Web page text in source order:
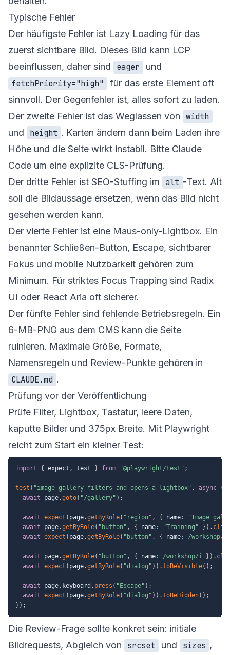
Typische Fehler
Der häufigste Fehler ist Lazy Loading für das
zuerst sichtbare Bild. Dieses Bild kann LCP
beeinflussen, daher sind
eager
und
fetchPriority="high"
für das erste Element oft
sinnvoll. Der Gegenfehler ist, alles sofort zu laden.
Der zweite Fehler ist das Weglassen von width
und
height . Karten ändern dann beim Laden ihre
Höhe und die Seite wirkt instabil. Bitte Claude
Code um eine explizite CLS-Prüfung.
Der dritte Fehler ist SEO-Stuffing im alt -Text. Alt
soll die Bildaussage ersetzen, wenn das Bild nicht
gesehen werden kann.
Der vierte Fehler ist eine Maus-only-Lightbox. Ein
benannter Schließen-Button, Escape, sichtbarer
Fokus und mobile Nutzbarkeit gehören zum
Minimum. Für striktes Focus Trapping sind Radix
UI oder React Aria oft sicherer.
Der fünfte Fehler sind fehlende Betriebsregeln. Ein
6-MB-PNG aus dem CMS kann die Seite
ruinieren. Maximale Größe, Formate,
Namensregeln und Review-Punkte gehören in
CLAUDE.md .
Prüfung vor der Veröffentlichung
Prüfe Filter, Lightbox, Tastatur, leere Daten,
kaputte Bilder und 375px Breite. Mit Playwright
reicht zum Start ein kleiner Test:
import { expect , test } from "@playwright/test" ;
test ( "image gallery filters and opens a lightbox" , async (
await page.goto( "/gallery" ) ;
await expect ( page.getByRole( "region" , { name :
"Image
await page.getByRole( "button" , { name : "Training" } ) .
await expect ( page.getByRole( "button" , { name : /workshop/
await page.getByRole( "button" , { name : /workshop/i } ) .
await expect ( page.getByRole( "dialog" ) ) .toBeVisible( ) ;
await page. keyboard . press ( "Escape" ) ;
await expect ( page.getByRole( "dialog" ) ) .toBeHidden( ) ;
} ) ;
Die Review-Frage sollte konkret sein: initiale
Bildrequests, Abgleich von
srcset und sizes ,